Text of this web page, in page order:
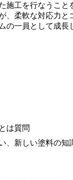
施工を行なうこと
、柔軟な対応力と
の一員として成長
は質問
、新しい塗料の知